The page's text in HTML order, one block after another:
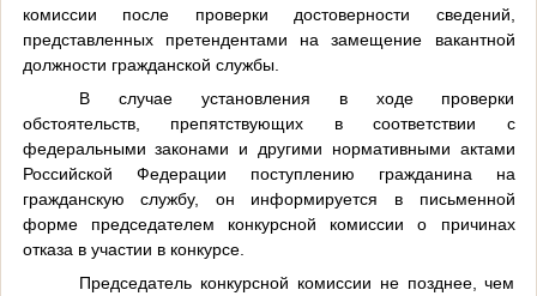
комиссии после проверки достоверности сведений,
представленных претендентами на замещение вакантной
должности гражданской службы.
В случае установления в ходе проверки
обстоятельств, препятствующих в соответствии с
федеральными законами и другими нормативными актами
Российской Федерации поступлению гражданина на
гражданскую службу, он информируется в письменной
форме председателем конкурсной комиссии о причинах
отказа в участии в конкурсе.
Председатель конкурсной комиссии не позднее, чем